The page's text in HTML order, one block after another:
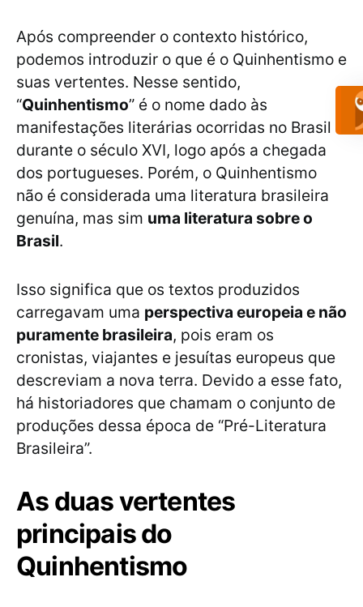
Após compreender o contexto histórico,
podemos introduzir o que é o Quinhentismo e
suas vertentes. Nesse sentido,
“Quinhentismo” é o nome dado às
manifestações literárias ocorridas no Brasil
durante o século XVI, logo após a chegada
dos portugueses. Porém, o Quinhentismo
não é considerada uma literatura brasileira
genuína, mas sim uma literatura sobre o
Brasil.
Isso significa que os textos produzidos
carregavam uma perspectiva europeia e não
puramente brasileira, pois eram os
cronistas, viajantes e jesuítas europeus que
descreviam a nova terra. Devido a esse fato,
há historiadores que chamam o conjunto de
produções dessa época de “Pré-Literatura
Brasileira”.
As duas vertentes
principais do
Quinhentismo